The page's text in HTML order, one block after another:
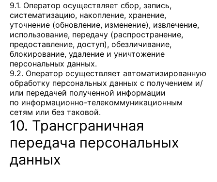
9.1. Оператор осуществляет сбор, запись,
систематизацию, накопление, хранение,
уточнение (обновление, изменение), извлечение,
использование, передачу (распространение,
предоставление, доступ), обезличивание,
блокирование, удаление и уничтожение
персональных данных.
9.2. Оператор осуществляет автоматизированную
обработку персональных данных с получением и/
или передачей полученной информации
по информационно-телекоммуникационным
сетям или без таковой.
10. Трансграничная
передача персональных
данных